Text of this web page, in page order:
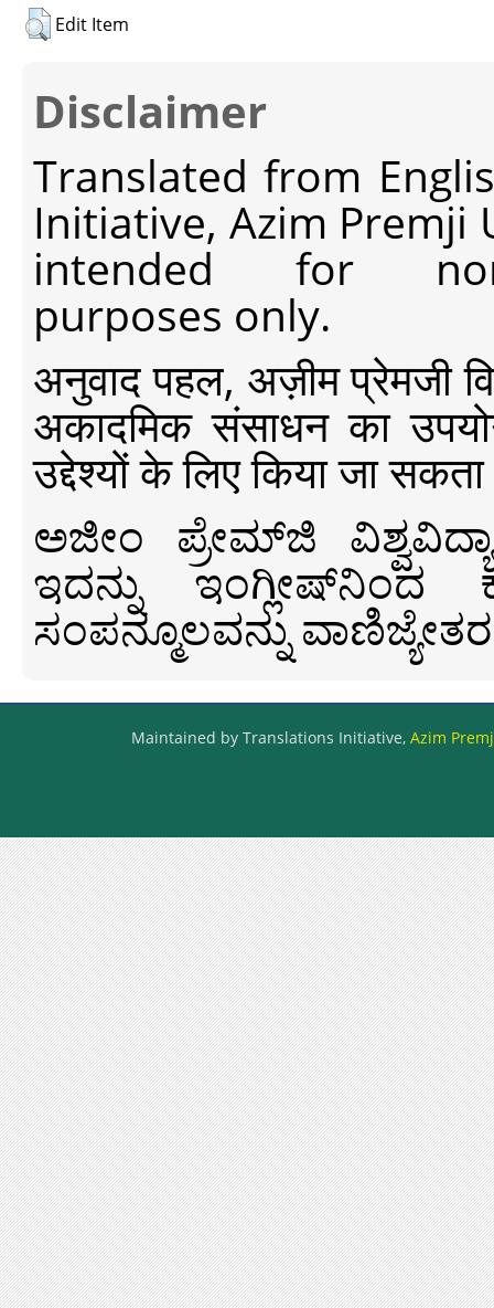
Edit Item
Disclaimer
Translated from
Initiative, Azim Premji
intended for non-
purposes only.
अनुवाद पहल, अज़ीम प्रेमजी
अकादमिक संसाधन का
उद्देश्यों के लिए किया जा
ಅಜೀಂ ಪ್ರೇಮ್‍ಜಿ
ಇದನ್ನು ಇಂಗ್ಲೀಷ್‍ನಿಂದ
ಸಂಪನ್ಮೂಲವನ್ನು
Maintained by Translations Initiative, Azim